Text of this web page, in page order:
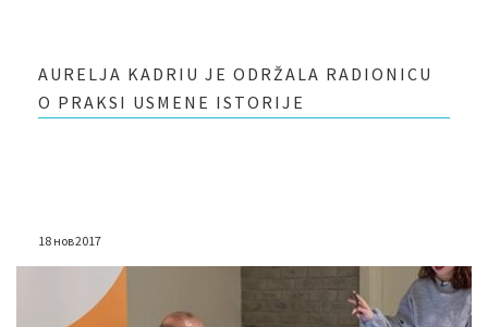
AURELJA KADRIU JE ODRŽALA RADIONICU
O PRAKSI USMENE ISTORIJE
18 нов 2017